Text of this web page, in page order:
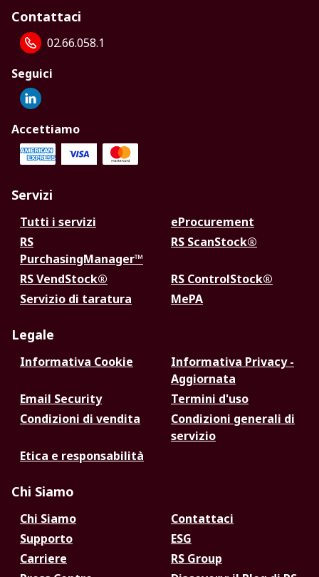
Contattaci
02.66.058.1
Seguici
Accettiamo
Servizi
Tutti i servizi
eProcurement
RS
PurchasingManager™
RS ScanStock®
RS VendStock®
RS ControlStock®
Servizio di taratura
MePA
Legale
Informativa Cookie
Informativa Privacy -
Aggiornata
Email Security
Termini d'uso
Condizioni di vendita
Condizioni generali di
servizio
Etica e responsabilità
Chi Siamo
Chi Siamo
Contattaci
Supporto
ESG
Carriere
RS Group